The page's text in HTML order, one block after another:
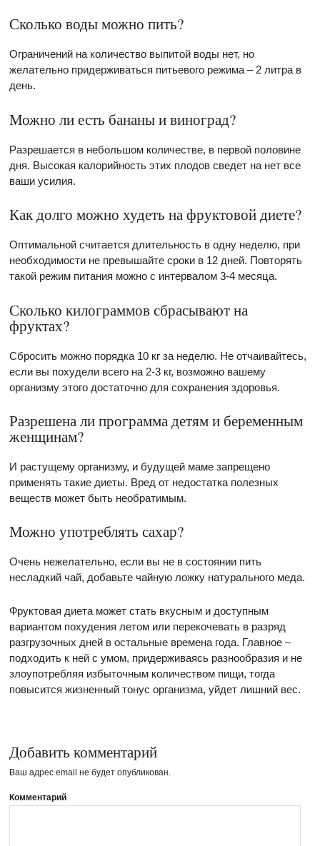
Сколько воды можно пить?
Ограничений на количество выпитой воды нет, но
желательно придерживаться питьевого режима – 2 литра в
день.
Можно ли есть бананы и виноград?
Разрешается в небольшом количестве, в первой половине
дня. Высокая калорийность этих плодов сведет на нет все
ваши усилия.
Как долго можно худеть на фруктовой диете?
Оптимальной считается длительность в одну неделю, при
необходимости не превышайте сроки в 12 дней. Повторять
такой режим питания можно с интервалом 3-4 месяца.
Сколько килограммов сбрасывают на
фруктах?
Сбросить можно порядка 10 кг за неделю. Не отчаивайтесь,
если вы похудели всего на 2-3 кг, возможно вашему
организму этого достаточно для сохранения здоровья.
Разрешена ли программа детям и беременным
женщинам?
И растущему организму, и будущей маме запрещено
применять такие диеты. Вред от недостатка полезных
веществ может быть необратимым.
Можно употреблять сахар?
Очень нежелательно, если вы не в состоянии пить
несладкий чай, добавьте чайную ложку натурального меда.
Фруктовая диета может стать вкусным и доступным
вариантом похудения летом или перекочевать в разряд
разгрузочных дней в остальные времена года. Главное –
подходить к ней с умом, придерживаясь разнообразия и не
злоупотребляя избыточным количеством пищи, тогда
повысится жизненный тонус организма, уйдет лишний вес.
Добавить комментарий
Ваш адрес email не будет опубликован.
Комментарий